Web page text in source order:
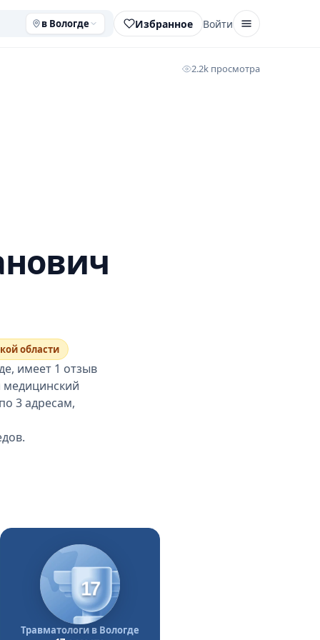
в Вологде Избранное Войти
2.2k просмотра
области
имеет 1 отзыв
медицинский
3 адресам,
17
Травматологи в Вологде